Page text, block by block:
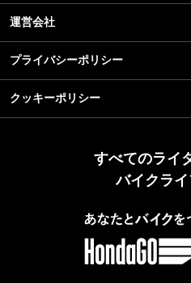
運営会社
プライバシーポリシー
クッキーポリシー
すべてのライ
バイクライ